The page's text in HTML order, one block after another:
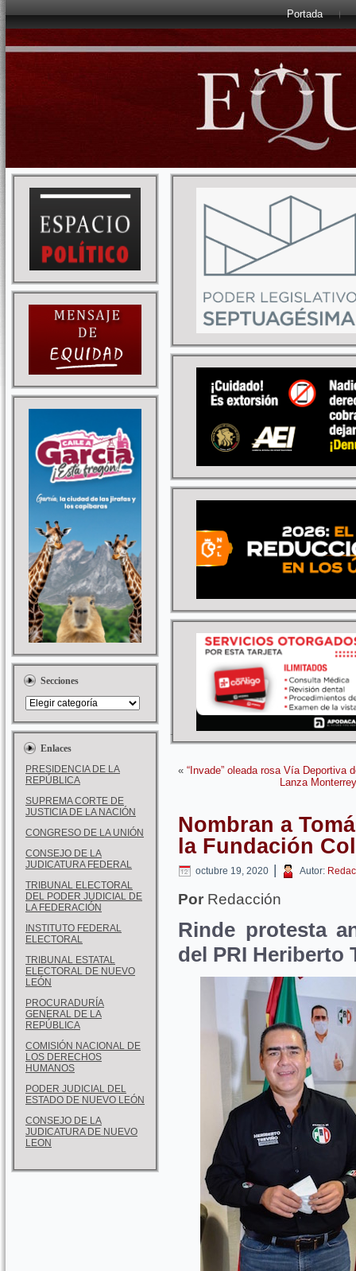
Portada
Secciones
Enlaces
PRESIDENCIA DE LA
REPÚBLICA
SUPREMA CORTE DE
JUSTICIA DE LA NACIÓN
CONGRESO DE LA UNIÓN
CONSEJO DE LA
JUDICATURA FEDERAL
TRIBUNAL ELECTORAL
DEL PODER JUDICIAL DE
LA FEDERACIÓN
INSTITUTO FEDERAL
ELECTORAL
TRIBUNAL ESTATAL
ELECTORAL DE NUEVO
LEÓN
PROCURADURÍA
GENERAL DE LA
REPÚBLICA
COMISIÓN NACIONAL DE
LOS DERECHOS
HUMANOS
PODER JUDICIAL DEL
ESTADO DE NUEVO LEÓN
CONSEJO DE LA
JUDICATURA DE NUEVO
LEON
« “Invade” oleada rosa Vía Deportiva
Lanza
Nombran a
la Fundación
octubre 19, 2020 | Autor:
Por Redacción
Rinde protesta
del PRI Heriberto